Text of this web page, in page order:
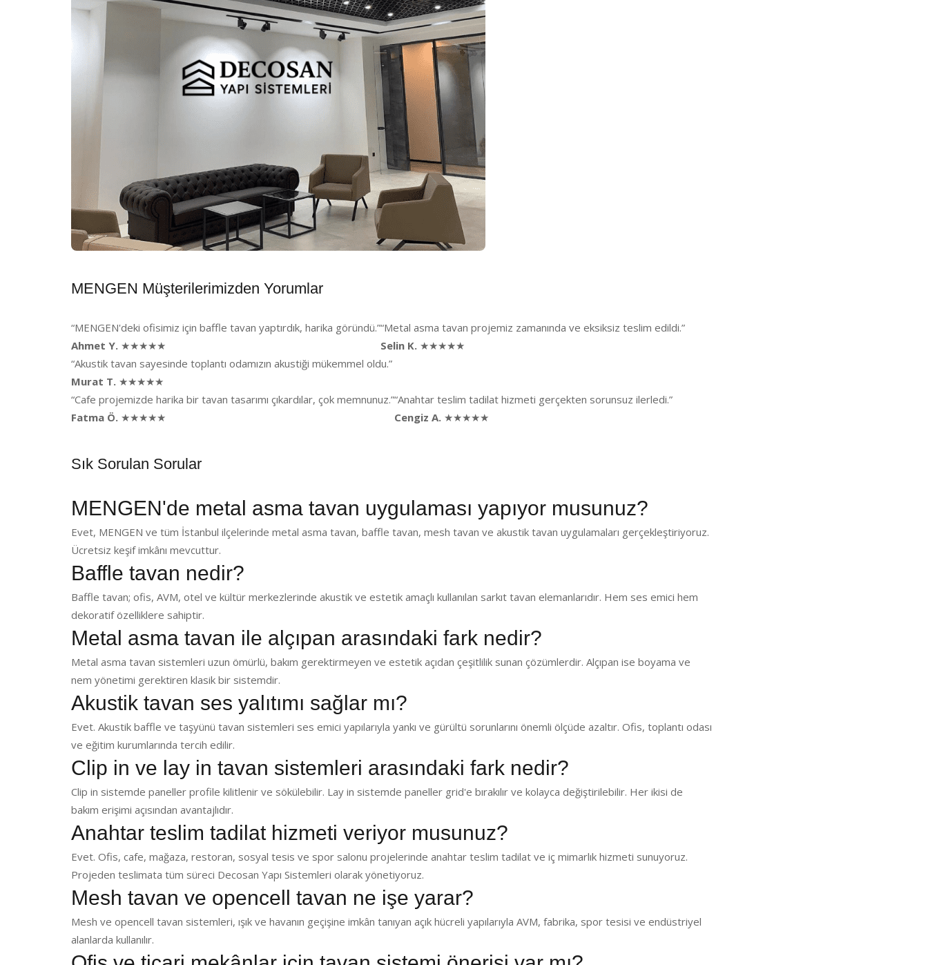
MENGEN Müşterilerimizden Yorumlar
“MENGEN'deki ofisimiz için baffle tavan yaptırdık, harika göründü.”
Ahmet Y. ★★★★★
“Metal asma tavan projemiz zamanında ve eksiksiz teslim edildi.”
Selin K. ★★★★★
“Akustik tavan sayesinde toplantı odamızın akustiği mükemmel oldu.”
Murat T. ★★★★★
“Cafe projemizde harika bir tavan tasarımı çıkardılar, çok memnunuz.”
Fatma Ö. ★★★★★
“Anahtar teslim tadilat hizmeti gerçekten sorunsuz ilerledi.”
Cengiz A. ★★★★★
Sık Sorulan Sorular
MENGEN'de metal asma tavan uygulaması yapıyor musunuz?
Evet, MENGEN ve tüm İstanbul ilçelerinde metal asma tavan, baffle tavan, mesh tavan ve akustik tavan uygulamaları gerçekleştiriyoruz.
Ücretsiz keşif imkânı mevcuttur.
Baffle tavan nedir?
Baffle tavan; ofis, AVM, otel ve kültür merkezlerinde akustik ve estetik amaçlı kullanılan sarkıt tavan elemanlarıdır. Hem ses emici hem
dekoratif özelliklere sahiptir.
Metal asma tavan ile alçıpan arasındaki fark nedir?
Metal asma tavan sistemleri uzun ömürlü, bakım gerektirmeyen ve estetik açıdan çeşitlilik sunan çözümlerdir. Alçıpan ise boyama ve
nem yönetimi gerektiren klasik bir sistemdir.
Akustik tavan ses yalıtımı sağlar mı?
Evet. Akustik baffle ve taşyünü tavan sistemleri ses emici yapılarıyla yankı ve gürültü sorunlarını önemli ölçüde azaltır. Ofis, toplantı odası
ve eğitim kurumlarında tercih edilir.
Clip in ve lay in tavan sistemleri arasındaki fark nedir?
Clip in sistemde paneller profile kilitlenir ve sökülebilir. Lay in sistemde paneller grid'e bırakılır ve kolayca değiştirilebilir. Her ikisi de
bakım erişimi açısından avantajlıdır.
Anahtar teslim tadilat hizmeti veriyor musunuz?
Evet. Ofis, cafe, mağaza, restoran, sosyal tesis ve spor salonu projelerinde anahtar teslim tadilat ve iç mimarlık hizmeti sunuyoruz.
Projeden teslimata tüm süreci Decosan Yapı Sistemleri olarak yönetiyoruz.
Mesh tavan ve opencell tavan ne işe yarar?
Mesh ve opencell tavan sistemleri, ışık ve havanın geçişine imkân tanıyan açık hücreli yapılarıyla AVM, fabrika, spor tesisi ve endüstriyel
alanlarda kullanılır.